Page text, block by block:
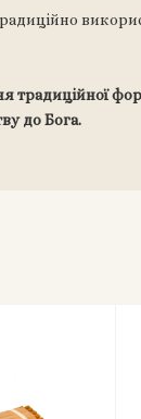
традиційної
до Бога.